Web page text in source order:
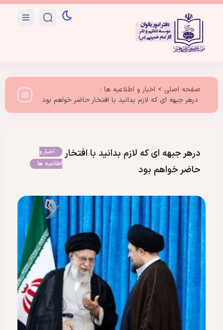
صفحه اصلی > اخبار و اطلاعیه ها :
درهر جبهه ای که لازم بدانید با افتخار حاضر خواهم بود
درهر جبهه ای که لازم بدانید با افتخار
حاضر خواهم بود
اخبار و
اطلاعیه ها